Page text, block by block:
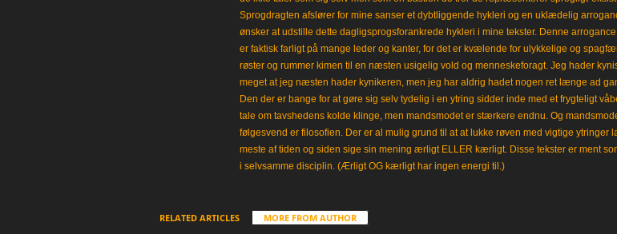
Sprogdragten afslører for mine sanser et dybtliggende hykleri og en uklædelig
ønsker at udstille dette dagligsprogsforankrede hykleri i mine tekster. Denne
er faktisk farligt på mange leder og kanter, for det er kvælende for ulykkelige og
røster og rummer kimen til en næsten usigelig vold og menneskeforagt. Jeg hader
meget at jeg næsten hader kynikeren, men jeg har aldrig hadet nogen ret længe ad
Den der er bange for at gøre sig selv tydelig i en ytring sidder inde med et frygteligt
tale om tavshedens kolde klinge, men mandsmodet er stærkere endnu. Og
følgesvend er filosofien. Der er al mulig grund til at at lukke røven med vigtige ytringer
meste af tiden og siden sige sin mening ærligt ELLER kærligt. Disse tekster er ment
i selvsamme disciplin. (Ærligt OG kærligt har ingen energi til.)
RELATED ARTICLES MORE FROM AUTHOR